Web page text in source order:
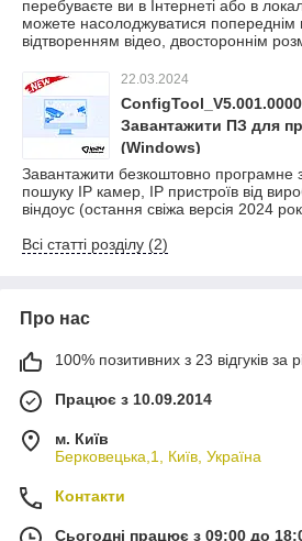
перебуваєте ви в Інтернеті або в
можете насолоджуватися попереднім
відтворенням відео, двостороннім
22.03.2024
Завантажити ПЗ для
(Windows)
Завантажити безкоштовно програмне
пошуку IP камер, IP пристроїв від
віндоус (остання свіжа версія 2024
Всі статті розділу (2)
Про нас
100% позитивних з 23 відгуків за
Працює з 10.09.2014
м. Київ
Берковецька,1, Київ, Україна
Контакти
Сьогодні працює з 09:00 до